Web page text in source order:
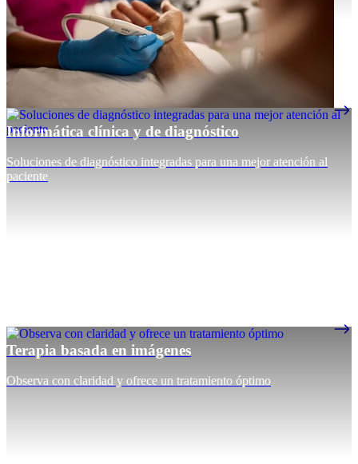
Informática clínica y de diagnóstico
Soluciones de diagnóstico integradas para una mejor atención al
paciente
Terapia basada en imágenes
Observa con claridad y ofrece un tratamiento óptimo